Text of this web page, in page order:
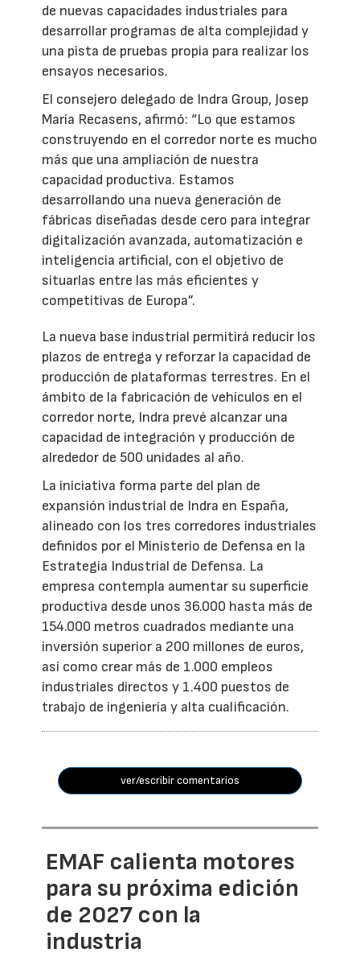
de nuevas capacidades industriales para
desarrollar programas de alta complejidad y
una pista de pruebas propia para realizar los
ensayos necesarios.
El consejero delegado de Indra Group, Josep
María Recasens, afirmó: “Lo que estamos
construyendo en el corredor norte es mucho
más que una ampliación de nuestra
capacidad productiva. Estamos
desarrollando una nueva generación de
fábricas diseñadas desde cero para integrar
digitalización avanzada, automatización e
inteligencia artificial, con el objetivo de
situarlas entre las más eficientes y
competitivas de Europa”.
La nueva base industrial permitirá reducir los
plazos de entrega y reforzar la capacidad de
producción de plataformas terrestres. En el
ámbito de la fabricación de vehículos en el
corredor norte, Indra prevé alcanzar una
capacidad de integración y producción de
alrededor de 500 unidades al año.
La iniciativa forma parte del plan de
expansión industrial de Indra en España,
alineado con los tres corredores industriales
definidos por el Ministerio de Defensa en la
Estrategia Industrial de Defensa. La
empresa contempla aumentar su superficie
productiva desde unos 36.000 hasta más de
154.000 metros cuadrados mediante una
inversión superior a 200 millones de euros,
así como crear más de 1.000 empleos
industriales directos y 1.400 puestos de
trabajo de ingeniería y alta cualificación.
ver/escribir comentarios
EMAF calienta motores
para su próxima edición
de 2027 con la
industria